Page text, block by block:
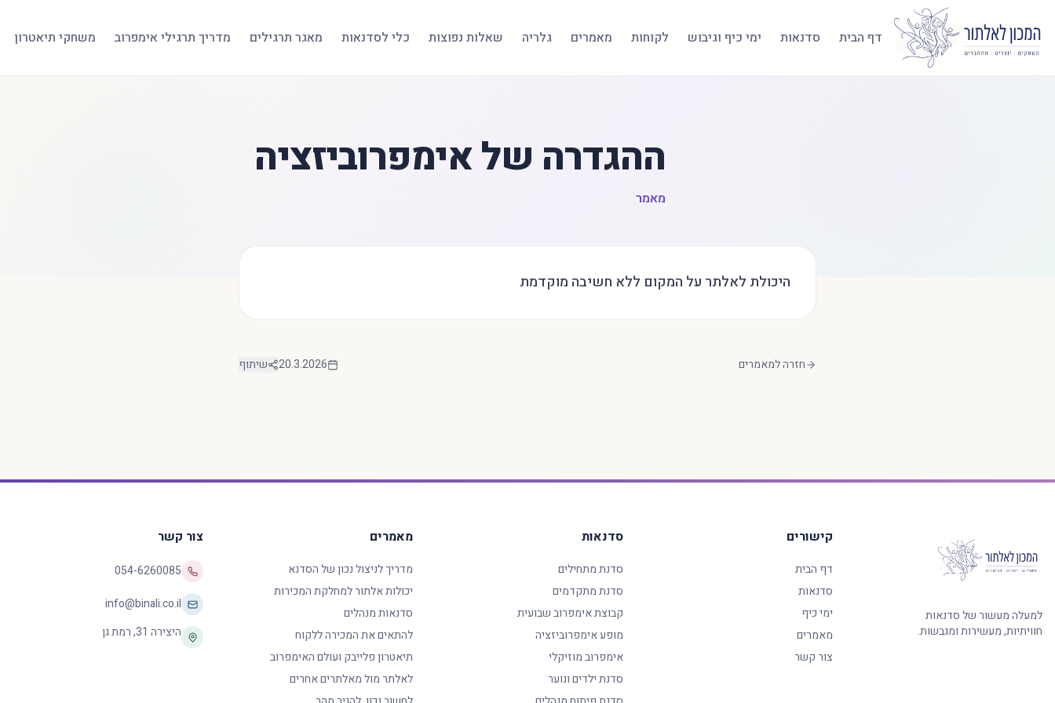
דף הבית סדנאות ימי כיף וגיבוש לקוחות מאמרים גלריה שאלות נפוצות כלי לסדנאות מאגר תרגילים מדריך תרגילי אימפרוב משחקי תיאטרון
ההגדרה של אימפרוביזציה
מאמר
היכולת לאלתר על המקום ללא חשיבה מוקדמת
חזרה למאמרים 20.3.2026 שיתוף
למעלה מעשור של סדנאות
חוויתיות, מעשירות ומגבשות.
קישורים
דף הבית
סדנאות
ימי כיף
מאמרים
צור קשר
סדנאות
סדנת מתחילים
סדנת מתקדמים
קבוצת אימפרוב שבועית
מופע אימפרוביזציה
אימפרוב מוזיקלי
סדנת ילדים ונוער
מאמרים
מדריך לניצול נכון של הסדנא
יכולות אלתור למחלקת המכירות
סדנאות מנהלים
להתאים את המכירה ללקוח
תיאטרון פלייבק ועולם האימפרוב
לאלתר מול מאלתרים אחרים
צור קשר
054-6260085
info@binali.co.il
היצירה 31
,רמת גן